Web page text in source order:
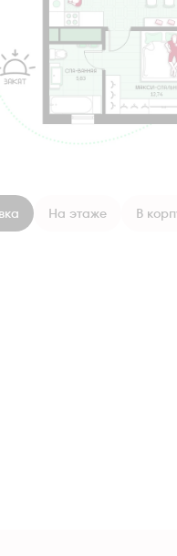
На этаже В